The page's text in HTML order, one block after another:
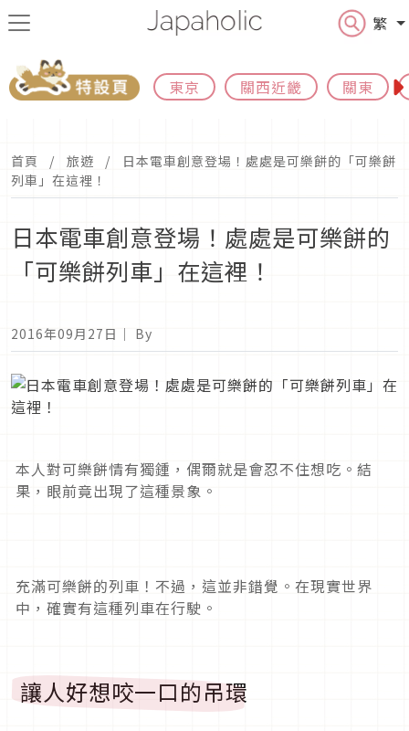
繁
東京 關西近畿 關東
首頁 旅遊
日本電車創意登場！處處是可樂餅的「可樂餅
列車」在這裡！
日本電車創意登場！處處是可樂餅的
「可樂餅列車」在這裡！
2016年09月27日 ｜ By
本人對可樂餅情有獨鍾，偶爾就是會忍不住想吃。結
果，眼前竟出現了這種景象。
充滿可樂餅的列車！不過，這並非錯覺。在現實世界
中，確實有這種列車在行駛。
讓人好想咬一口的吊環